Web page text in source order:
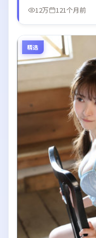
12万
121个月前
精选